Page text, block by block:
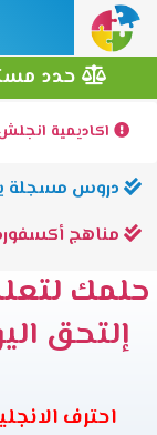
حدد
اكاديمية
دروس مسجلة
مناهج
حلمك
إلتحق